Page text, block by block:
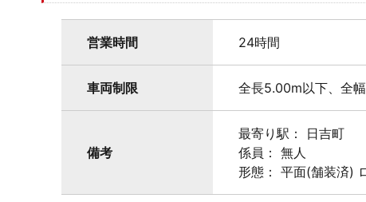
営業時間 24時間
車両制限 全長5.00m以下、全
備考
最寄り駅： 日吉町
係員： 無人
形態： 平面(舗装済)